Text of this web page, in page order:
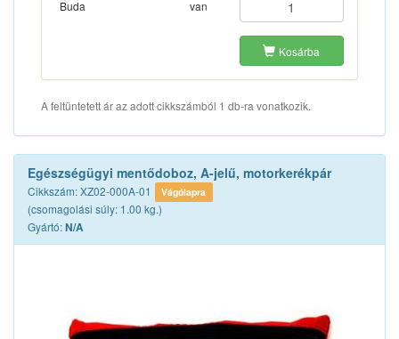
Buda
van
Kosárba
A feltüntetett ár az adott cikkszámból 1 db-ra vonatkozik.
Egészségügyi mentődoboz, A-jelű, motorkerékpár
Cikkszám: XZ02-000A-01 Vágólapra
(csomagolási súly: 1.00 kg.)
Gyártó:N/A